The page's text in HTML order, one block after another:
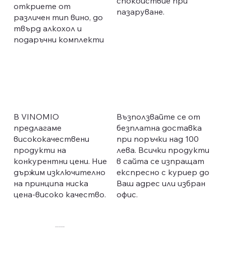
откриете от
различен тип вино, до
твърд алкохол и
подаръчни комплекти
пазаруване.
В VINOMIO
предлагаме
висококачествени
продукти на
конкурентни цени. Ние
държим изключително
на принципа ниска
цена-високо качество.
Възползвайте се от
безплатна доставка
при поръчки над 100
лева. Всички продукти
в сайта се изпращат
експресно с куриер до
Ваш адрес или избран
офис.